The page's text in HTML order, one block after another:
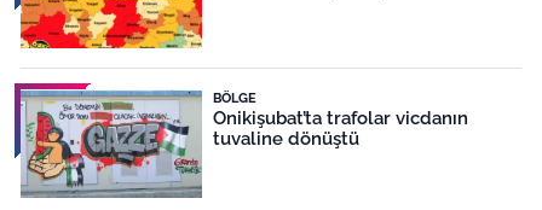
BÖLGE
Onikişubat’ta trafolar vicdanın
tuvaline dönüştü